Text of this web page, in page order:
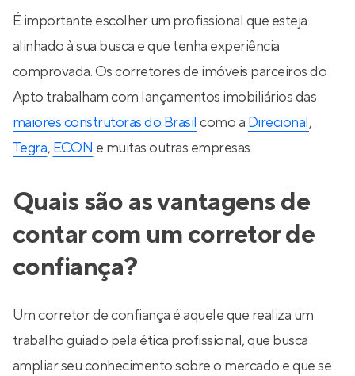
É importante escolher um profissional que esteja
alinhado à sua busca e que tenha experiência
comprovada. Os corretores de imóveis parceiros do
Apto trabalham com lançamentos imobiliários das
maiores construtoras do Brasil como a Direcional,
Tegra, ECON e muitas outras empresas.
Quais são as vantagens de
contar com um corretor de
confiança?
Um corretor de confiança é aquele que realiza um
trabalho guiado pela ética profissional, que busca
ampliar seu conhecimento sobre o mercado e que se